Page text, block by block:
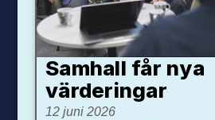
Samhall får nya
värdering­ar
12 juni 2026